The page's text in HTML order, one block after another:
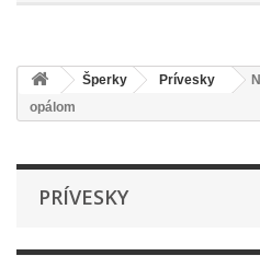
Šperky Prívesky
opálom
PRÍVESKY